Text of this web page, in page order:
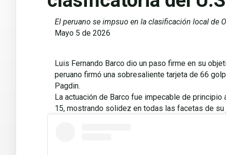
El peruano se impsuo en la clasificación local de
Mayo 5 de 2026
Luis Fernando Barco dio un paso firme en su
peruano firmó una sobresaliente tarjeta de 66
Pagdin.
La actuación de Barco fue impecable de
15, mostrando solidez en todas las facetas de